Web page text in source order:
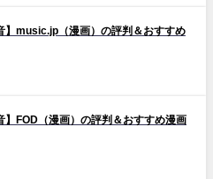
】music.jp（漫画）の評判＆おすすめ
】FOD（漫画）の評判＆おすすめ漫画